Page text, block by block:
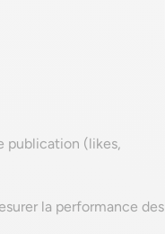
publication (likes,
la performance des